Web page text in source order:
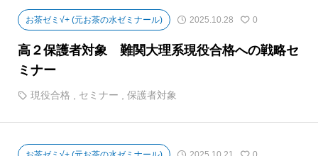
お茶ゼミ√+ (元お茶の水ゼミナール) 2025.10.28 0
高２保護者対象 難関大理系現役合格への戦略セ
ミナー
現役合格 セミナー 保護者対象